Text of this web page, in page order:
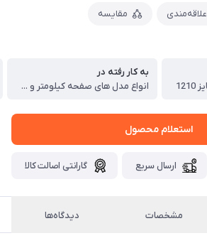
علاقه‌مندی مقایسه
به کار رفته در
انواع مدل های صفحه کیلومتر و ...
استعلام محصول
ارسال سریع گارانتی اصالت کالا
مشخصات دیدگاه‌ها